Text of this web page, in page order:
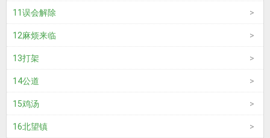
11误会解除
12麻烦来临
13打架
14公道
15鸡汤
16北望镇